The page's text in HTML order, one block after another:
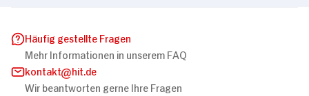
Häufig gestellte Fragen
Mehr Informationen in unserem FAQ
kontakt
hit.de
Wir beantworten gerne Ihre Fragen